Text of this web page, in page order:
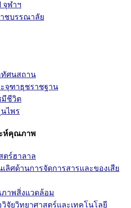
จุฬาฯ
ชบรรณาลัย
ศนสถาน
ฑาธุชราชฐาน
ชีวิต
ไพร
ะห์คุณภาพ
ตร์ฮาลาล
ลิศด้านการจัดการสารและของเสีย
าพสิ่งแวดล้อม
จัยวิทยาศาสตร์และเทคโนโลยี